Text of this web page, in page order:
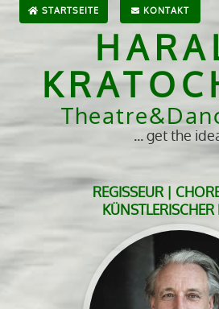
STARTSEITE KONTAKT
... get the
REGISSEUR |
KÜNSTLERISCHER